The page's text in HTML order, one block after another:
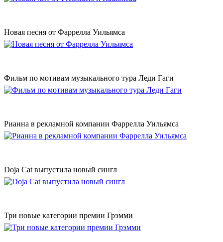
Новая песня от Фаррелла Уильямса
Фильм по мотивам музыкального тура Леди Гаги
Рианна в рекламной компании Фаррелла Уильямса
Doja Cat выпустила новый сингл
Три новые категории премии Грэмми